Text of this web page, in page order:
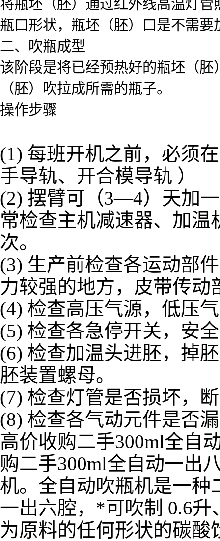
将瓶坯（胚）通过红外线高温灯
瓶口形状，瓶坯（胚）口是不需
二、吹瓶成型
该阶段是将已经预热好的瓶坯（
（胚）吹拉成所需的瓶子。
操作步骤
(1) 每班开机之前，必须
手导轨、开合模导轨 ）
(2) 摆臂可（3—4）天加
常检查主机减速器、加
次。
(3) 生产前检查各运动部
力较强的地方，皮带传动
(4) 检查高压气源，低压
(5) 检查各急停开关，安
(6) 检查加温头进胚，掉
胚装置螺母。
(7) 检查灯管是否损坏，
(8) 检查各气动元件是否
高价收购二手300ml全自
购二手300ml全自动一出
机。全自动吹瓶机是一种
一出六腔，*可吹制 0.6升
为原料的任何形状的碳